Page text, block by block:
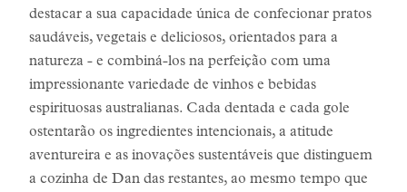
destacar a sua capacidade única de confecionar pratos
saudáveis, vegetais e deliciosos, orientados para a
natureza - e combiná-los na perfeição com uma
impressionante variedade de vinhos e bebidas
espirituosas australianas. Cada dentada e cada gole
ostentarão os ingredientes intencionais, a atitude
aventureira e as inovações sustentáveis que distinguem
a cozinha de Dan das restantes, ao mesmo tempo que